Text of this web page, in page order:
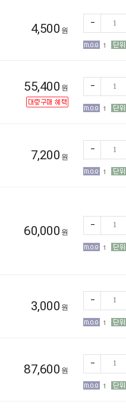
빼기
빼기
빼기
4,500 원
빼기
1
55,400 원
빼기
1
7,200 원
1
60,000 원
1
3,000 원
1
87,600 원
1